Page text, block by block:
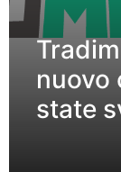
nuovo
state